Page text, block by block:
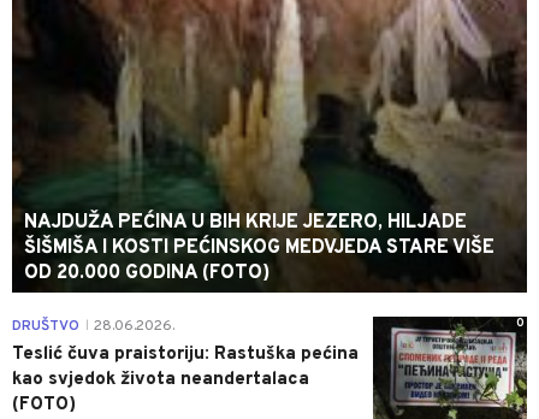
NAJDUŽA PEĆINA U BIH KRIJE JEZERO, HILJADE
ŠIŠMIŠA I KOSTI PEĆINSKOG MEDVJEDA STARE VIŠE
OD 20.000 GODINA (FOTO)
0
DRUŠTVO 28.06.2026.
Teslić čuva praistoriju: Rastuška pećina
kao svjedok života neandertalaca
(FOTO)